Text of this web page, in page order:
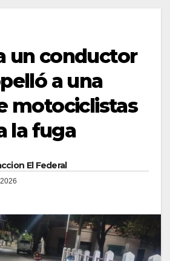
un conductor
a una
motociclistas
la fuga
El Federal